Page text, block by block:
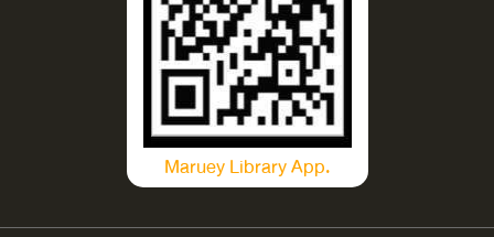
Maruey Library App.